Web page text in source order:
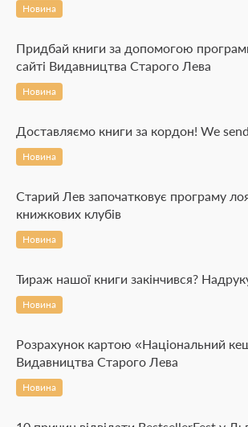
Новина
Придбай книги за допомогою
сайті Видавництва Старого Лева
Новина
Доставляємо книги за кордон! We
Новина
Старий Лев започатковує програму
книжкових клубів
Новина
Тираж нашої книги закінчився?
Новина
Розрахунок картою «Національний
Видавництва Старого Лева
Новина